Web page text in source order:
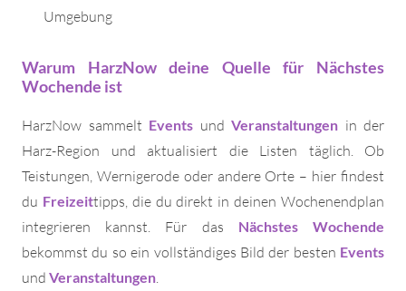
Umgebung
Warum HarzNow deine Quelle für Nächstes
Wochende ist
HarzNow sammelt Events und Veranstaltungen in der
Harz-Region und aktualisiert die Listen täglich. Ob
Teistungen, Wernigerode oder andere Orte – hier findest
du Freizeittipps, die du direkt in deinen Wochenendplan
integrieren kannst. Für das Nächstes Wochende
bekommst du so ein vollständiges Bild der besten Events
und Veranstaltungen